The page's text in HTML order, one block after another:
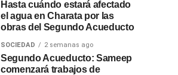
Hasta cuándo estará afectado
el agua en Charata por las
obras del Segundo Acueducto
SOCIEDAD 2 semanas ago
Segundo Acueducto: Sameep
comenzará trabajos de